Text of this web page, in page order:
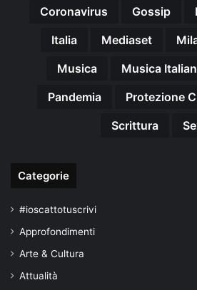
Coronavirus
Gossip
Italia
Mediaset
Musica
Musica
Pandemia
Protezione
Scrittura
Categorie
#ioscattotuscrivi
Approfondimenti
Arte & Cultura
Attualità